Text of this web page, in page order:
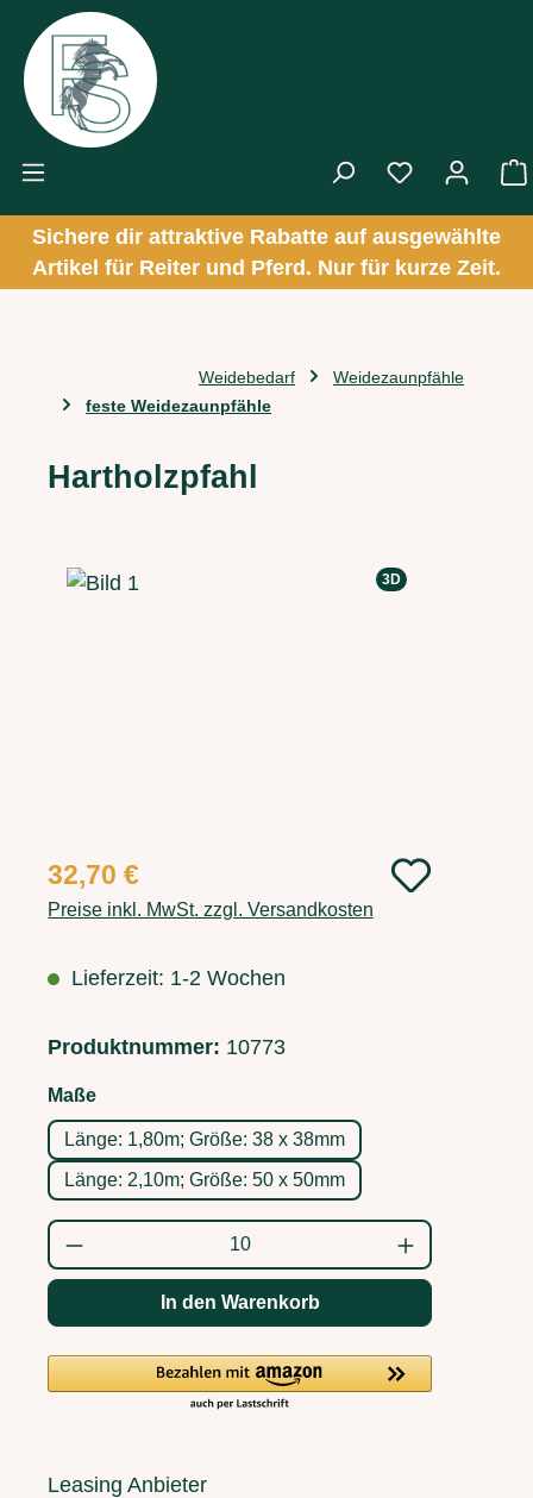
Zum Hauptinhalt springen
Sichere dir attraktive Rabatte auf ausgewählte
Artikel für Reiter und Pferd. Nur für kurze Zeit.
Weidebedarf
Weidezaunpfähle
feste Weidezaunpfähle
Hartholzpfahl
Bildergalerie überspringen 3D
Regulärer Preis:
32,70 €
Preise inkl. MwSt. zzgl. Versandkosten
Lieferzeit: 1-2 Wochen
Produktnummer: 10773
Maßeauswählen
Länge: 1,80m; Größe: 38 x 38mm
Länge: 2,10m; Größe: 50 x 50mm
Produkt Anzahl: Gib den gewünschten
In den Warenkorb
Leasing Anbieter